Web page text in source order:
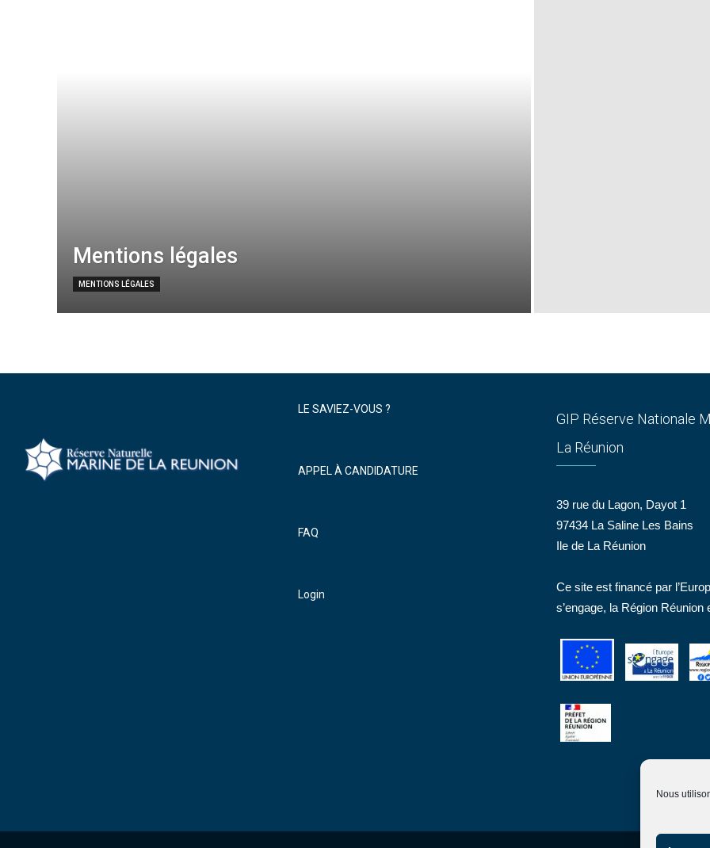
Nous
Mentions légales
MENTIONS LÉGALES
LE SAVIEZ-VOUS ?
APPEL À CANDIDATURE
FAQ
Login
GIP Réserve Nationale
La Réunion
39 rue du Lagon, Dayot 1
97434 La Saline Les Bains
Ile de La Réunion
Ce site est financé par
s’engage, la Région Réunion